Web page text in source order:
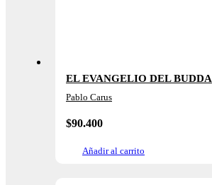
EL EVANGELIO DEL BUDDA
Pablo Carus
$90.400
Añadir al carrito